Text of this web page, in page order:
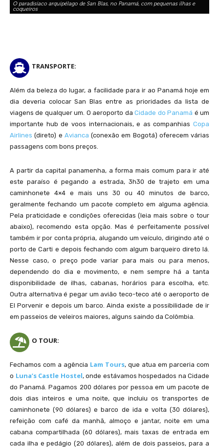
O paradisíaco arquipélago de San Blas, no Panamá, com pequenas ilhas e
coqueiros
Mar com água cristalina ao redor da Isla Diablo, onde ficamos hospedados
Belo pôr no sol na tranquilidade da Isla Diablo
Cabana compartilhada onde dormimos na Isla Diablo. Roots ou não?
TRANSPORTE:
Além da beleza do lugar, a facilidade para ir ao Panamá hoje em
dia deveria colocar San Blas entre as prioridades da lista de
viagens de qualquer um. O aeroporto daCidade do Panamá é um
importante hub de voos internacionais, e as companhias Copa
Airlines (direto) e Avianca (conexão em Bogotá) oferecem várias
passagens com bons preços.
A partir da capital panamenha, a forma mais comum para ir até
este paraíso é pegando a estrada, 3h30 de trajeto em uma
caminhonete 4×4 e mais uns 30 ou 40 minutos de barco,
geralmente fechando um pacote completo em alguma agência.
Pela praticidade e condições oferecidas (leia mais sobre o tour
abaixo), recomendo esta opção. Mas é perfeitamente possível
também ir por conta própria, alugando um veículo, dirigindo até o
porto de Carti e depois fechando com algum barqueiro direto lá.
Nesse caso, o preço pode variar para mais ou para menos,
dependendo do dia e movimento, e nem sempre há a tanta
disponibilidade de ilhas, cabanas, horários para escolha, etc.
Outra alternativa é pegar um avião teco-teco até o aeroporto de
El Porvenir e depois um barco. Ainda existe a possibilidade de ir
em passeios de veleiros maiores, alguns saindo da Colômbia.
O TOUR:
Fechamos com a agência Lam Tours, que atua em parceria com
o Luna’s Castle Hostel, onde estávamos hospedados na Cidade
do Panamá. Pagamos 200 dólares por pessoa em um pacote de
dois dias inteiros e uma noite, que incluiu os transportes de
caminhonete (90 dólares) e barco de ida e volta (30 dólares),
refeição com café da manhã, almoço e jantar, noite em uma
cabana compartilhada (60 dólares), mais taxas de entrada em
cada ilha e pedágio (20 dólares), além de dois passeios, para a